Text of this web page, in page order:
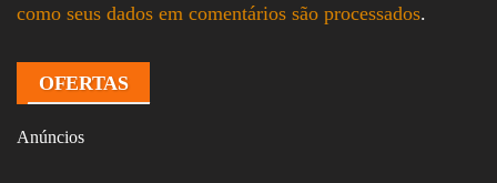
como seus dados em comentários são processados.
OFERTAS
Anúncios